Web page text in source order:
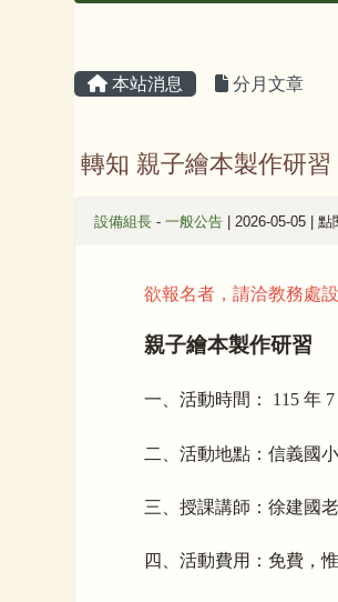
本站消息 分月文章
轉知 親子繪本製作研習
設備組長 -一般公告 | 2026-05-05 |
欲報名者，請洽教務處
親子繪本製作研習
一、活動時間： 115 年
二、活動地點：信義國
三、授課講師：徐建國
四、活動費用：免費，